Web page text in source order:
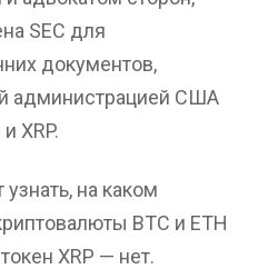
​​SEC для
документов,
администрацией США
XRP.
на каком
BTC и ETH
XRP — нет.